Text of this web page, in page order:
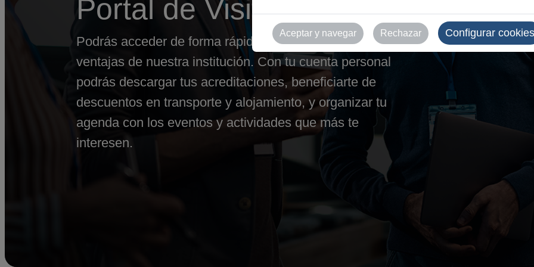
Portal de Visitantes
Podrás acceder de forma rápida y segura a todas las
ventajas de nuestra institución. Con tu cuenta personal
podrás descargar tus acreditaciones, beneficiarte de
descuentos en transporte y alojamiento, y organizar tu
agenda con los eventos y actividades que más te
interesen.
Aceptar y navegar Rechazar Configurar cookies